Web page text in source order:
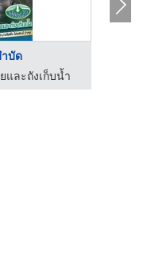
บัด
และถังเก็บน้ำ